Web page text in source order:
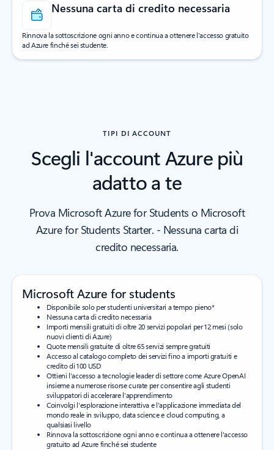
Nessuna carta di credito necessaria
Rinnova la sottoscrizione ogni anno e continua a ottenere l'accesso gratuito
ad Azure finché sei studente.
TIPI DI ACCOUNT
Scegli l'account Azure più
adatto a te
Prova Microsoft Azure for Students o Microsoft
Azure for Students Starter. - Nessuna carta di
credito necessaria.
Microsoft Azure for students
Disponibile solo per studenti universitari a tempo pieno*
Nessuna carta di credito necessaria
Importi mensili gratuiti di oltre 20 servizi popolari per 12 mesi (solo
nuovi clienti di Azure)
Quote mensili gratuite di oltre 65 servizi sempre gratuiti
Accesso al catalogo completo dei servizi fino a importi gratuiti e
credito di 100 USD
Ottieni l'accesso a tecnologie leader di settore come Azure OpenAI
insieme a numerose risorse curate per consentire agli studenti
sviluppatori di accelerare l'apprendimento
Coinvolgi l'esplorazione interattiva e l'applicazione immediata del
mondo reale in sviluppo, data science e cloud computing, a
qualsiasi livello
Rinnova la sottoscrizione ogni anno e continua a ottenere l'accesso
gratuito ad Azure finché sei studente